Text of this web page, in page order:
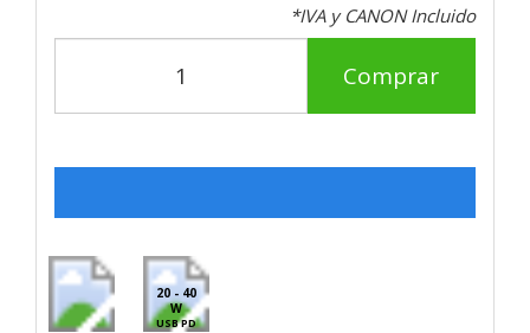
*IVA y CANON Incluido
Comprar
20 - 40
W
USB PD